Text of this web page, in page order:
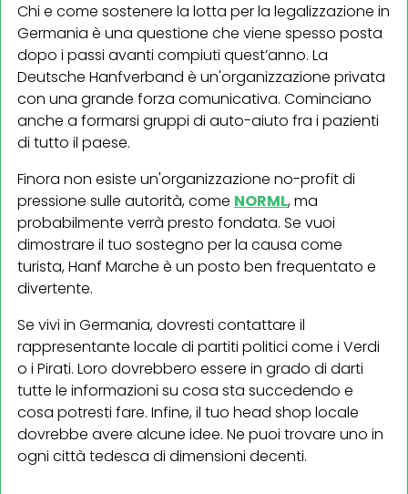
Chi e come sostenere la lotta per la legalizzazione in
Germania è una questione che viene spesso posta
dopo i passi avanti compiuti quest’anno. La
Deutsche Hanfverband è un'organizzazione privata
con una grande forza comunicativa. Cominciano
anche a formarsi gruppi di auto-aiuto fra i pazienti
di tutto il paese.
Finora non esiste un'organizzazione no-profit di
pressione sulle autorità, come NORML, ma
probabilmente verrà presto fondata. Se vuoi
dimostrare il tuo sostegno per la causa come
turista, Hanf Marche è un posto ben frequentato e
divertente.
Se vivi in Germania, dovresti contattare il
rappresentante locale di partiti politici come i Verdi
o i Pirati. Loro dovrebbero essere in grado di darti
tutte le informazioni su cosa sta succedendo e
cosa potresti fare. Infine, il tuo head shop locale
dovrebbe avere alcune idee. Ne puoi trovare uno in
ogni città tedesca di dimensioni decenti.